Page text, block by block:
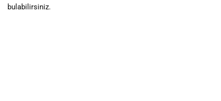
bulabilirsiniz.